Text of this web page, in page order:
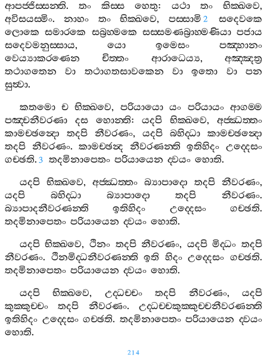
ආපජ‍්ජිස‍්සන‍්ති. තං කිස‍්ස හෙතු: යථා තං භික‍්ඛවෙ,
අවිසයස‍්මිං.නාහං තං භික‍්ඛවෙ, පස‍්සාමි 2
සදෙවකෙ
ලොකෙ සමාරකෙ සබ්‍රහ‍්මකෙ සස‍්සමණබ්‍රාහ‍්මණියා පජාය
සදෙවමනුස‍්සාය, යො ඉමෙසං
පඤ‍්හානං
වෙය්‍යාකරණෙන
චිත‍්තං ආරාධෙය්‍ය,අඤ‍්ඤත්‍ර
තථාගතෙන
වා තථාගතසාවකෙන වා ඉතො වා
පන
සුත්‍වා.
කතමො ච භික‍්ඛවෙ, පරියායො යං පරියායං ආගම‍්ම
පඤ‍්චනීවරණා
දස හොන‍්ති:යදපි භික‍්ඛවෙ,අජ‍්ඣත‍්තං
කාමච‍්ඡන්‍දො
තදපි නීවරණං, යදපි බහිද‍්ධා
කාමච‍්ඡන්‍දො
තදපි නීවරණං.කාමච‍්ඡන්‍ද නීවරණන‍්ති ඉතිහිදං උද‍්දෙසං
ගච‍්ඡති. 3 තදමිනාපෙතං පරියායෙන ද‍්වයං හොති.
යදපි භික‍්ඛවෙ, අජ‍්ඣත‍්තං බ්‍යාපාදො තදපි නීවරණං,
යදපි
බහිද‍්ධා බ්‍යාපාදො තදපි නීවරණං.
බ්‍යාපාදනීවරණන‍්ති
ඉතිහිදං උද‍්දෙසං ගච‍්ඡති.
තදමිනාපෙතං පරියායෙන ද‍්වයං හොති.
යදපි භික‍්ඛවෙ, ථිනං තදපි නීවරණං, යදපි මිද‍්ධං තදපි
නීවරණං. ථිනමිද‍්ධනීවරණන‍්ති ඉති හිදං උද‍්දෙසං ගච‍්ඡති.
තදමිනාපෙතං පරියායෙන ද‍්වයං හොති.
යදපි
භික‍්ඛවෙ, උද‍්ධච‍්චං තදපි නීවරණං,යදපි
කුක‍්කුච‍්චං
තදපි නීවරණං.උද‍්ධච‍්චකුක‍්කුච‍්චනීවරණන‍්ති
ඉතිහිදං උද‍්දෙසං ගච‍්ඡති. තදමිනාපෙතං පරියායෙන ද‍්වයං
හොති.
214